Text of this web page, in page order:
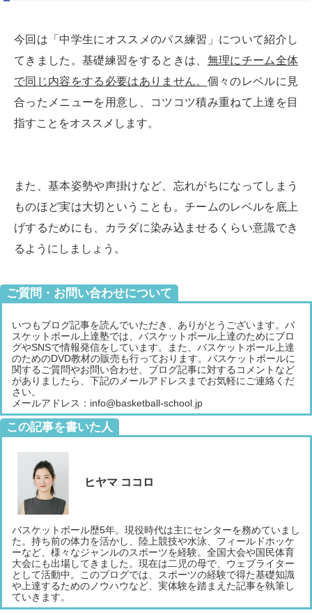
今回は「中学生にオススメのパス練習」について紹介し
てきました。基礎練習をするときは、 無理にチーム全体
で同じ内容をする必要はありません。 個々のレベルに見
合ったメニューを用意し、コツコツ積み重ねて上達を目
指すことをオススメします。
また、基本姿勢や声掛けなど、忘れがちになってしまう
ものほど実は大切ということも。チームのレベルを底上
げするためにも、カラダに染み込ませるくらい意識でき
るようにしましょう。
ご質問・お問い合わせについて
いつもブログ記事を読んでいただき、ありがとうございます。バ
スケットボール上達塾では、バスケットボール上達のためにブロ
グやSNSで情報発信をしています。また、バスケットボール上達
のためのDVD教材の販売も行っております。バスケットボールに
関するご質問やお問い合わせ、ブログ記事に対するコメントなど
がありましたら、下記のメールアドレスまでお気軽にご連絡くだ
さい。
メールアドレス：info@basketball-school.jp
この記事を書いた人
ヒヤマ ココロ
バスケットボール歴5年。現役時代は主にセンターを務めていまし
た。持ち前の体力を活かし、陸上競技や水泳、フィールドホッケ
ーなど、様々なジャンルのスポーツを経験。全国大会や国民体育
大会にも出場してきました。現在は二児の母で、ウェブライター
として活動中。このブログでは、スポーツの経験で得た基礎知識
や上達するためのノウハウなど、実体験を踏まえた記事を執筆し
ていきます。